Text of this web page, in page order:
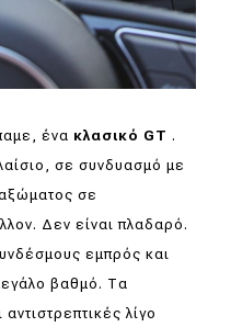
ένα κλασικό GT .
σε συνδυασμό με
σε
Δεν είναι πλαδαρό.
εμπρός και
βαθμό. Τα
λίγο